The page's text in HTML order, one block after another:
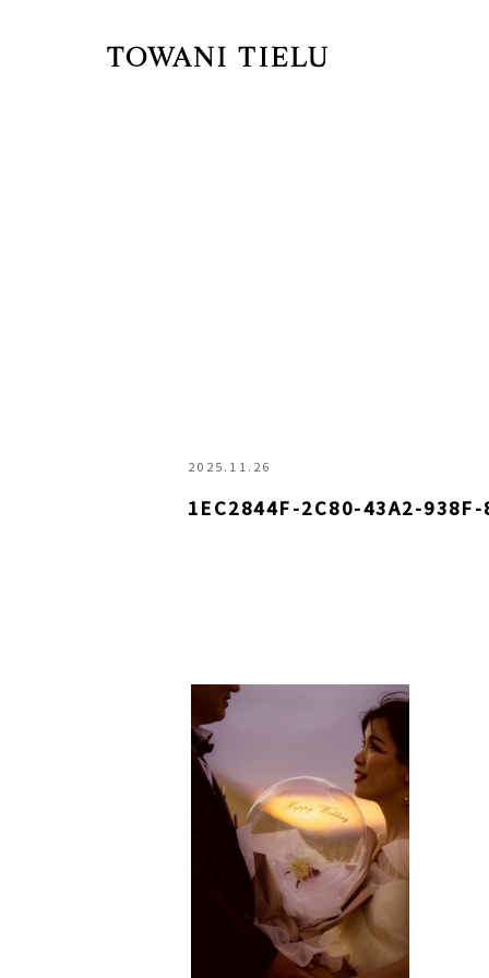
2025.11.26
1EC2844F-2C80-43A2-